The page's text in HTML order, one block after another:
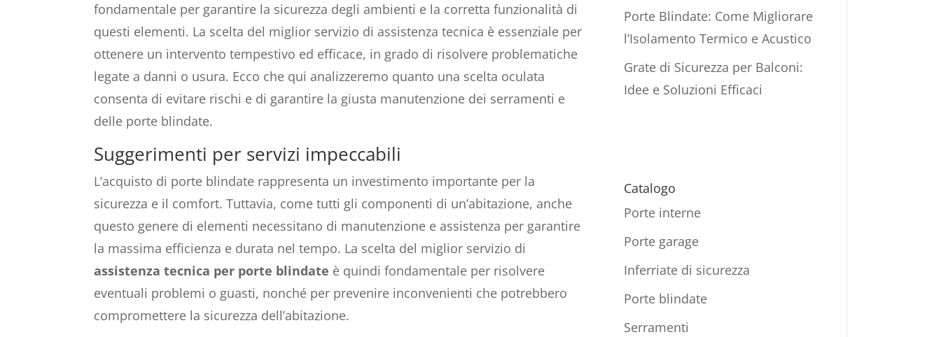
fondamentale per garantire la sicurezza degli ambienti e la corretta funzionalità di
questi elementi. La scelta del miglior servizio di assistenza tecnica è essenziale per
ottenere un intervento tempestivo ed efficace, in grado di risolvere problematiche
legate a danni o usura. Ecco che qui analizzeremo quanto una scelta oculata
consenta di evitare rischi e di garantire la giusta manutenzione dei serramenti e
delle porte blindate.
Suggerimenti per servizi impeccabili
L’acquisto di porte blindate rappresenta un investimento importante per la
sicurezza e il comfort. Tuttavia, come tutti gli componenti di un’abitazione, anche
questo genere di elementi necessitano di manutenzione e assistenza per garantire
la massima efficienza e durata nel tempo. La scelta del miglior servizio di
assistenza tecnica per porte blindate è quindi fondamentale per risolvere
eventuali problemi o guasti, nonché per prevenire inconvenienti che potrebbero
compromettere la sicurezza dell’abitazione.
Porte Blindate: Come Migliorare
l’Isolamento Termico e Acustico
Grate di Sicurezza per Balconi:
Idee e Soluzioni Efficaci
Catalogo
Porte interne
Porte garage
Inferriate di sicurezza
Porte blindate
Serramenti